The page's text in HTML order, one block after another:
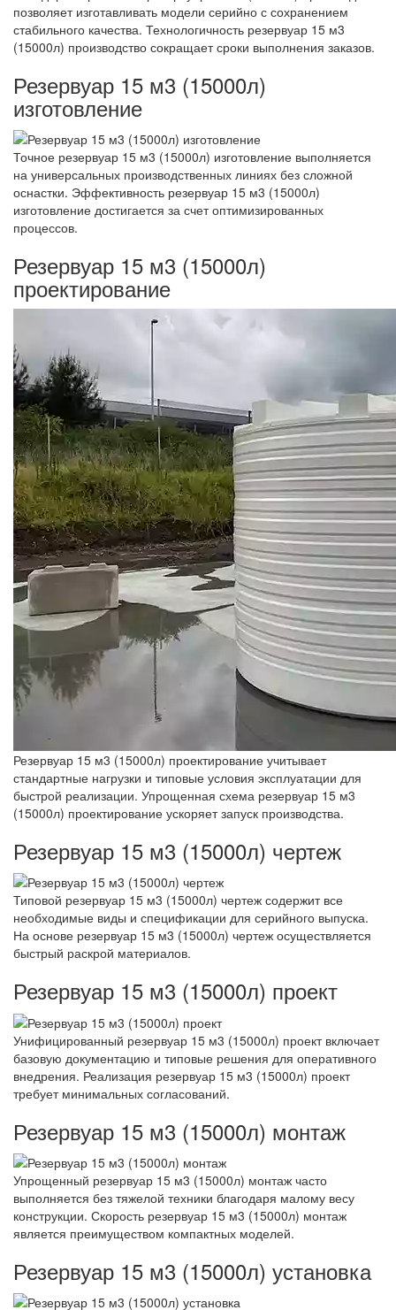
позволяет изготавливать модели серийно с сохранением
стабильного качества. Технологичность резервуар 15 м3
(15000л) производство сокращает сроки выполнения заказов.
Резервуар 15 м3 (15000л)
изготовление
Точное резервуар 15 м3 (15000л) изготовление выполняется
на универсальных производственных линиях без сложной
оснастки. Эффективность резервуар 15 м3 (15000л)
изготовление достигается за счет оптимизированных
процессов.
Резервуар 15 м3 (15000л)
проектирование
Резервуар 15 м3 (15000л) проектирование учитывает
стандартные нагрузки и типовые условия эксплуатации для
быстрой реализации. Упрощенная схема резервуар 15 м3
(15000л) проектирование ускоряет запуск производства.
Резервуар 15 м3 (15000л) чертеж
Типовой резервуар 15 м3 (15000л) чертеж содержит все
необходимые виды и спецификации для серийного выпуска.
На основе резервуар 15 м3 (15000л) чертеж осуществляется
быстрый раскрой материалов.
Резервуар 15 м3 (15000л) проект
Унифицированный резервуар 15 м3 (15000л) проект включает
базовую документацию и типовые решения для оперативного
внедрения. Реализация резервуар 15 м3 (15000л) проект
требует минимальных согласований.
Резервуар 15 м3 (15000л) монтаж
Упрощенный резервуар 15 м3 (15000л) монтаж часто
выполняется без тяжелой техники благодаря малому весу
конструкции. Скорость резервуар 15 м3 (15000л) монтаж
является преимуществом компактных моделей.
Резервуар 15 м3 (15000л) установка